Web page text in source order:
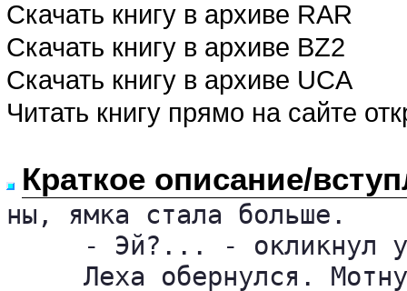
Скачать книгу в архиве RAR
Скачать книгу в архиве BZ2
Скачать книгу в архиве UCA
Читать книгу прямо на сайте
Краткое описание/
ны, ямка стала больше.
- Эй?... - окликнул
Леха обернулся.